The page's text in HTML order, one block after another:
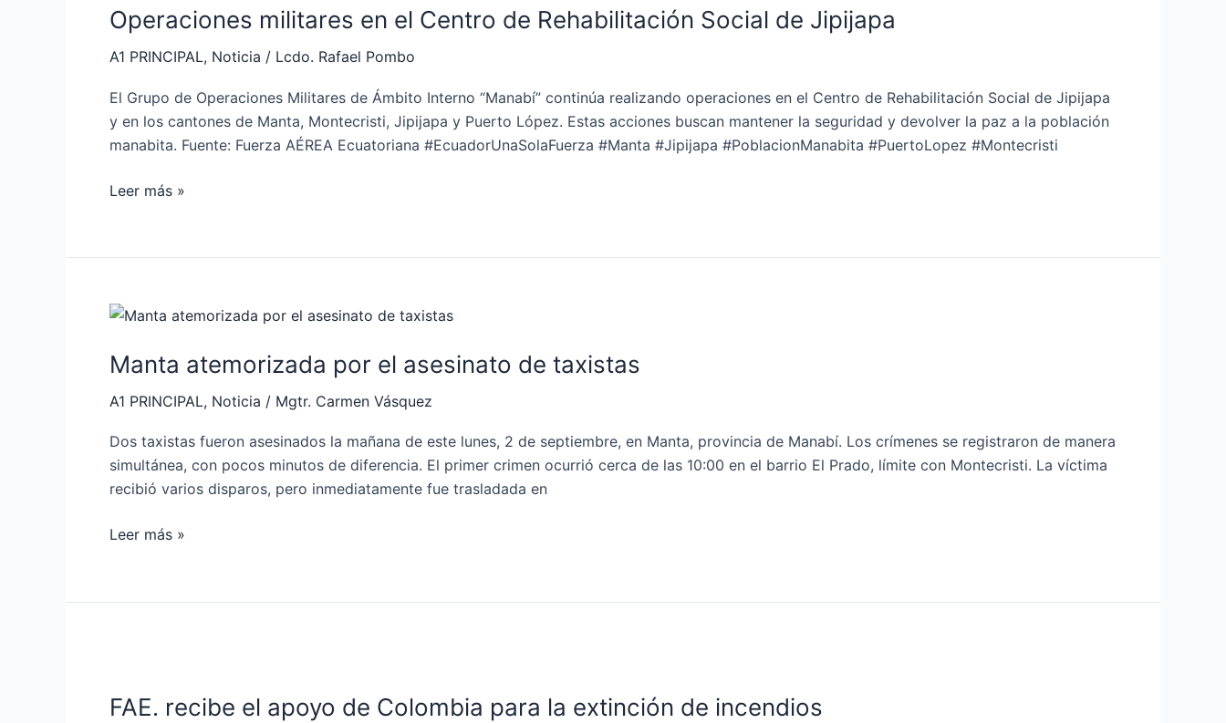
Operaciones militares en el Centro de Rehabilitación Social de Jipijapa
A1 PRINCIPAL, Noticia / Lcdo. Rafael Pombo
El Grupo de Operaciones Militares de Ámbito Interno “Manabí” continúa realizando operaciones en el Centro de Rehabilitación Social de Jipijapa
y en los cantones de Manta, Montecristi, Jipijapa y Puerto López. Estas acciones buscan mantener la seguridad y devolver la paz a la población
manabita. Fuente: Fuerza AÉREA Ecuatoriana #EcuadorUnaSolaFuerza #Manta #Jipijapa #PoblacionManabita #PuertoLopez #Montecristi
en
Centro
de
Rehabilitación
Social
Jipijapa
Leer más »
Manta atemorizada por el asesinato de taxistas
A1 PRINCIPAL, Noticia / Mgtr. Carmen Vásquez
Dos taxistas fueron asesinados la mañana de este lunes, 2 de septiembre, en Manta, provincia de Manabí. Los crímenes se registraron de manera
simultánea, con pocos minutos de diferencia. El primer crimen ocurrió cerca de las 10:00 en el barrio El Prado, límite con Montecristi. La víctima
recibió varios disparos, pero inmediatamente fue trasladada en
Manta
por
asesinato
de
taxistas
Leer más »
FAE. recibe el apoyo de Colombia para la extinción de incendios
el